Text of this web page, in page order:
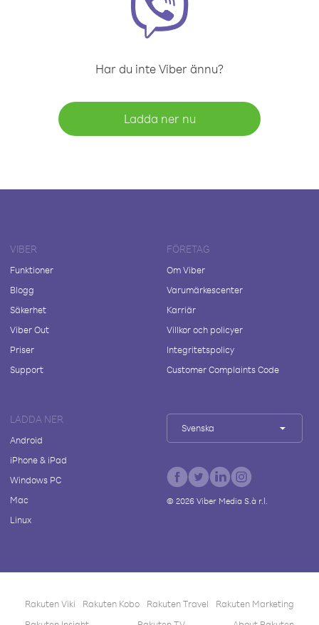
Har du inte Viber ännu?
Ladda ner nu
VIBER
Funktioner
Blogg
Säkerhet
Viber Out
Priser
Support
FÖRETAG
Om Viber
Varumärkescenter
Karriär
Villkor och policyer
Integritetspolicy
Customer Complaints Code
LADDA NER
Android
iPhone & iPad
Windows PC
Mac
Linux
Svenska
© 2026Viber Media S.à r.l.
Rakuten Viki Rakuten Kobo Rakuten Travel
Rakuten Marketing